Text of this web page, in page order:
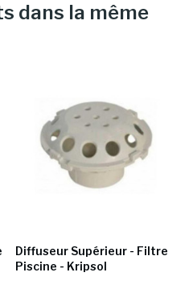
dans la même
Diffuseur Supérieur - Filtre
Piscine - Kripsol